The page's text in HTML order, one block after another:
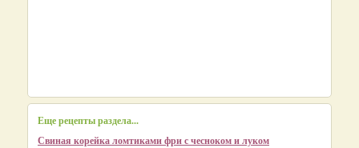
Еще рецепты раздела...
Свиная корейка ломтиками фри с чесноком и луком